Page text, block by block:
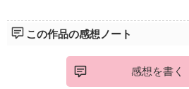
この作品の感想ノート
感想を書く